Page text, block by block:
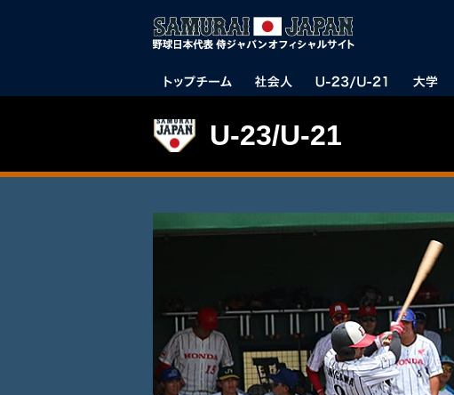
U-23/U-21